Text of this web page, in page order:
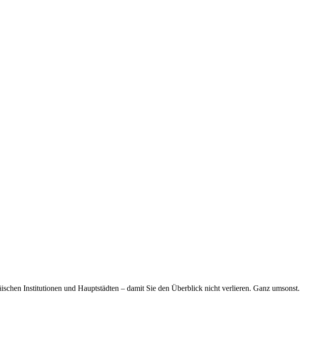
Institutionen und Hauptstädten – damit Sie den Überblick nicht verlieren. Ganz umsonst.